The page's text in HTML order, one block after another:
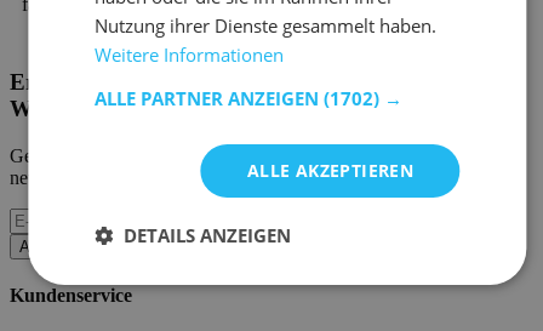
Erhalten Sie unsere neuen Kollektionen und
Werbeaktionen.
Geben Sie uns Ihre E-Mail und Sie werden monatlich über die
neuesten Ereignisse informiert.
Abonnieren
Kundenservice
Nutzung ihrer Dienste gesammelt haben.
Weitere Informationen
ALLE PARTNER ANZEIGEN (1702) →
ALLE AKZEPTIEREN
DETAILS ANZEIGEN